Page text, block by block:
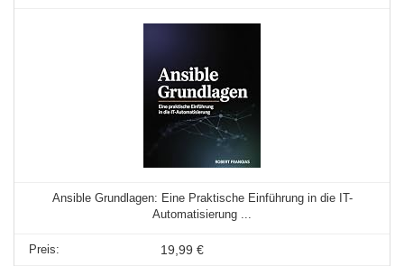
Ansible Grundlagen: Eine Praktische Einführung in die IT-
Automatisierung ...
19,99 €